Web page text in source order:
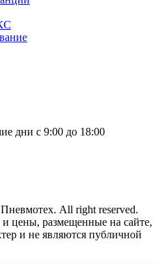
дни с 9:00 до 18:00
All right reserved.
цены, размещенные на сайте,
и не являются публичной